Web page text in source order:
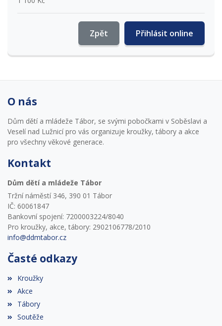
Přihlásit online
Zpět
O nás
Dům dětí a mládeže Tábor, se svými pobočkami v Soběslavi a
Veselí nad Lužnicí pro vás organizuje kroužky, tábory a akce
pro všechny věkové generace.
Kontakt
Dům dětí a mládeže Tábor
Tržní náměstí 346, 390 01 Tábor
IČ: 60061847
Bankovní spojení: 7200003224/8040
Pro kroužky, akce, tábory: 2902106778/2010
info@ddmtabor.cz
Časté odkazy
Kroužky
Akce
Tábory
Soutěže